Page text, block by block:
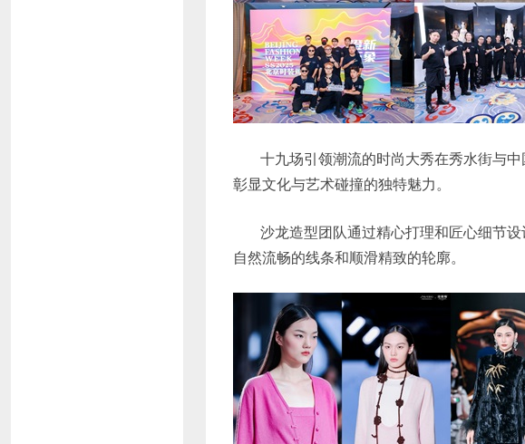
十九场引领潮流的时尚大秀在秀水街与
彰显文化与艺术碰撞的独特魅力。
沙龙造型团队通过精心打理和匠心细节
自然流畅的线条和顺滑精致的轮廓。